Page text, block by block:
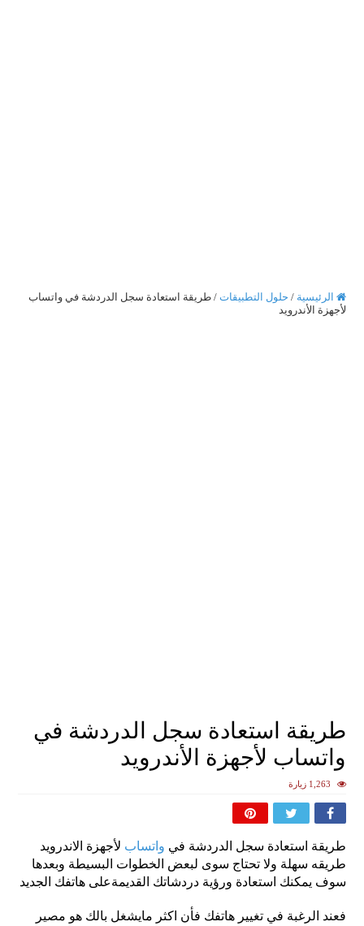
الرئيسية / حلول التطبيقات / طريقة استعادة سجل الدردشة في واتساب
لأجهزة الأندرويد
طريقة استعادة سجل الدردشة في
واتساب لأجهزة الأندرويد
1,263 زيارة
طريقة استعادة سجل الدردشة فيواتسابلأجهزة الاندرويد
طريقه سهلة ولا تحتاج سوى لبعض الخطوات البسيطة وبعدها
سوف يمكنك استعادة ورؤية دردشاتك القديمةعلى هاتفك الجديد
فعند الرغبة في تغيير هاتفك فأن اكثر مايشغل بالك هو مصير